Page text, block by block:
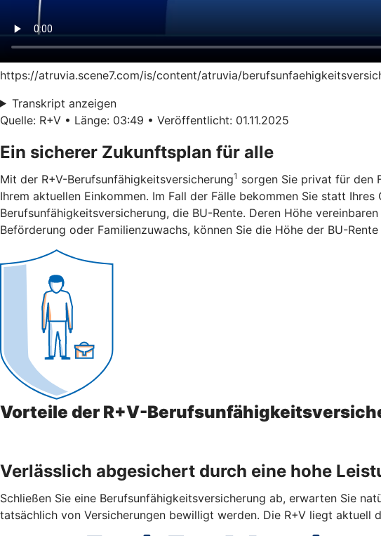
https://atruvia.scene7.com/is/content/atruvia/
Transkript anzeigen
Quelle: R+V • Länge: 03:49 • Veröffentlicht: 01.11.2025
Ein sicherer Zukunftsplan für alle
Mit der R+V-Berufsunfähigkeitsversicherung1 sorgen Sie privat für den
Ihrem aktuellen Einkommen. Im Fall der Fälle bekommen Sie statt
Berufsunfähigkeitsversicherung, die BU-Rente. Deren Höhe
Beförderung oder Familienzuwachs, können Sie die Höhe der BU-Rente
Vorteile der R+V-
Verlässlich abgesichert durch eine hohe
Schließen Sie eine Berufsunfähigkeitsversicherung ab, erwarten Sie
tatsächlich von Versicherungen bewilligt werden. Die R+V liegt